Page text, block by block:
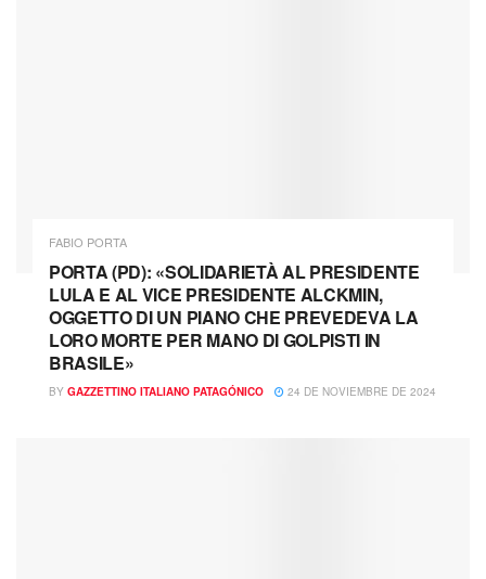
FABIO PORTA
PORTA (PD): «SOLIDARIETÀ AL PRESIDENTE
LULA E AL VICE PRESIDENTE ALCKMIN,
OGGETTO DI UN PIANO CHE PREVEDEVA LA
LORO MORTE PER MANO DI GOLPISTI IN
BRASILE»
BY GAZZETTINO ITALIANO PATAGÓNICO 24 DE NOVIEMBRE DE 2024